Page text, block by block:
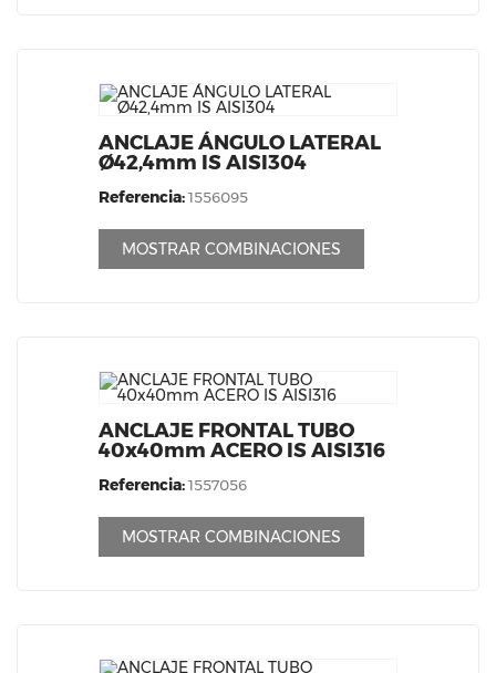
ANCLAJE ÁNGULO LATERAL
Ø42,4mm IS AISI304
Referencia:1556095
MOSTRAR COMBINACIONES
ANCLAJE FRONTAL TUBO
40x40mm ACERO IS AISI316
Referencia:1557056
MOSTRAR COMBINACIONES